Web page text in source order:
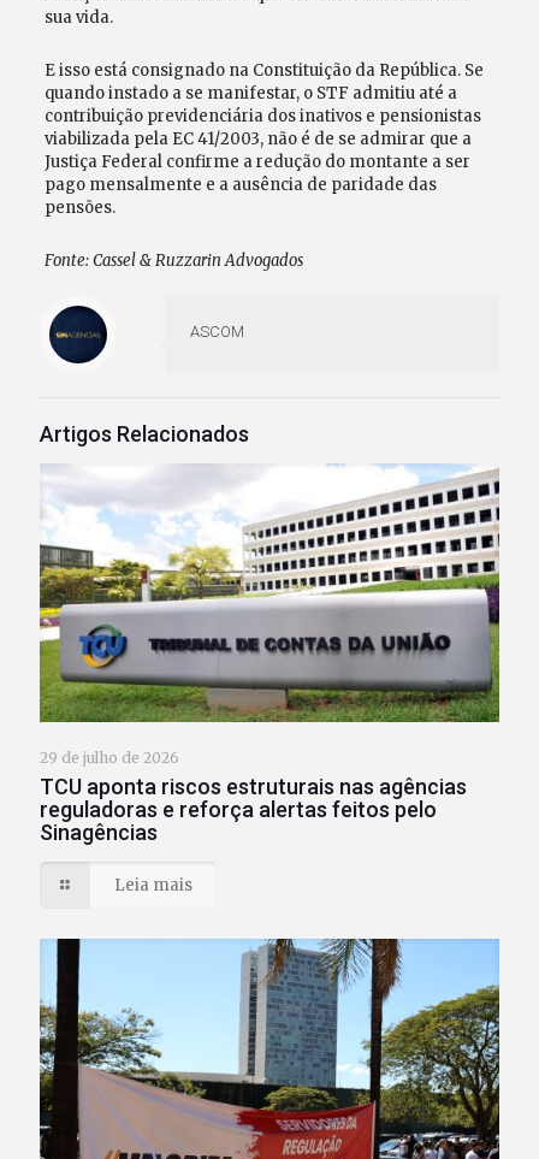
sua vida.
E isso está consignado na Constituição da República. Se
quando instado a se manifestar, o STF admitiu até a
contribuição previdenciária dos inativos e pensionistas
viabilizada pela EC 41/2003, não é de se admirar que a
Justiça Federal confirme a redução do montante a ser
pago mensalmente e a ausência de paridade das
pensões.
Fonte: Cassel & Ruzzarin Advogados
ASCOM
Artigos Relacionados
29 de julho de 2026
TCU aponta riscos estruturais nas agências
reguladoras e reforça alertas feitos pelo
Sinagências
Leia mais